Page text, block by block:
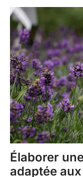
Élaborer
adaptée